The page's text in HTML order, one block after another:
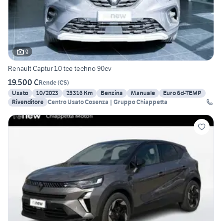
9
Renault Captur 1.0 tce techno 90cv
19.500 €Rende(CS)
Usato
10/2023 25316 Km Benzina Manuale
Euro 6d-TEMP
Rivenditore Centro Usato Cosenza | Gruppo Chiappetta